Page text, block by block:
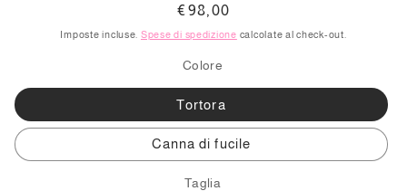
Prezzo
di
€98,00
Imposte incluse. Spese di spedizione calcolate al check-out.
Colore
Tortora
Canna di fucile
Taglia